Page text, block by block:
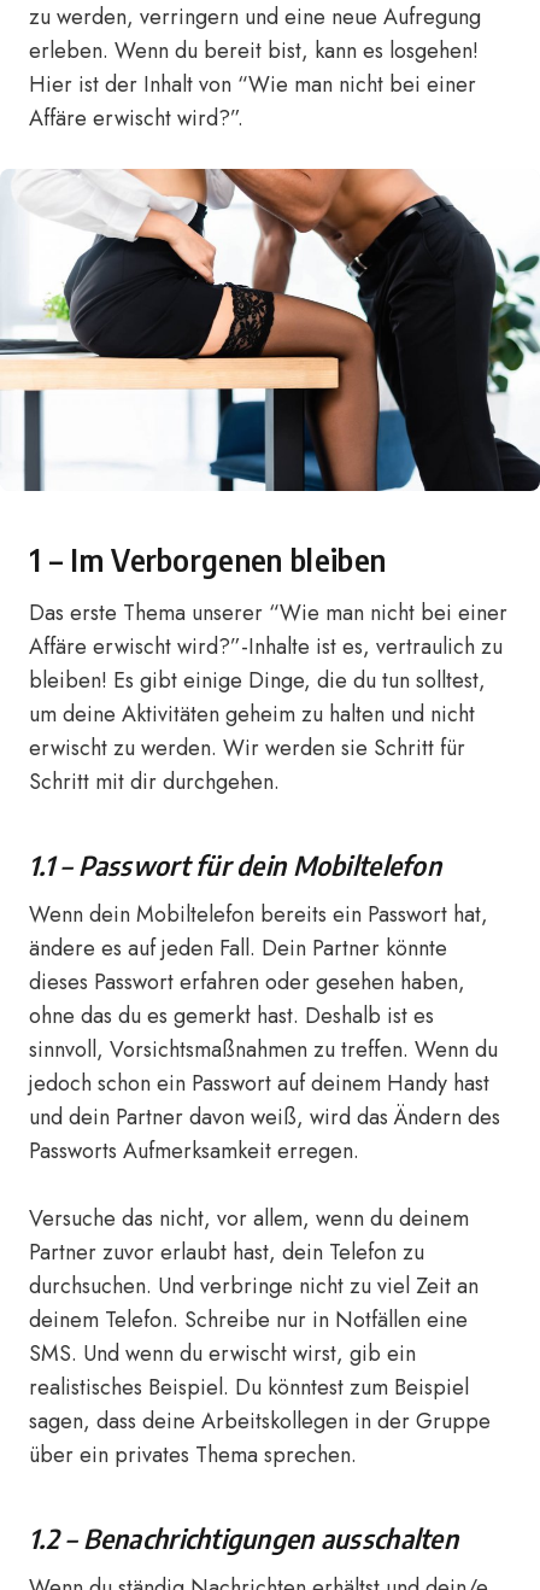
zu werden, verringern und eine neue Aufregung
erleben. Wenn du bereit bist, kann es losgehen!
Hier ist der Inhalt von “Wie man nicht bei einer
Affäre erwischt wird?”.
1 – Im Verborgenen bleiben
Das erste Thema unserer “Wie man nicht bei einer
Affäre erwischt wird?”-Inhalte ist es, vertraulich zu
bleiben! Es gibt einige Dinge, die du tun solltest,
um deine Aktivitäten geheim zu halten und nicht
erwischt zu werden. Wir werden sie Schritt für
Schritt mit dir durchgehen.
1.1 – Passwort für dein Mobiltelefon
Wenn dein Mobiltelefon bereits ein Passwort hat,
ändere es auf jeden Fall. Dein Partner könnte
dieses Passwort erfahren oder gesehen haben,
ohne das du es gemerkt hast. Deshalb ist es
sinnvoll, Vorsichtsmaßnahmen zu treffen. Wenn du
jedoch schon ein Passwort auf deinem Handy hast
und dein Partner davon weiß, wird das Ändern des
Passworts Aufmerksamkeit erregen.
Versuche das nicht, vor allem, wenn du deinem
Partner zuvor erlaubt hast, dein Telefon zu
durchsuchen. Und verbringe nicht zu viel Zeit an
deinem Telefon. Schreibe nur in Notfällen eine
SMS. Und wenn du erwischt wirst, gib ein
realistisches Beispiel. Du könntest zum Beispiel
sagen, dass deine Arbeitskollegen in der Gruppe
über ein privates Thema sprechen.
1.2 – Benachrichtigungen ausschalten